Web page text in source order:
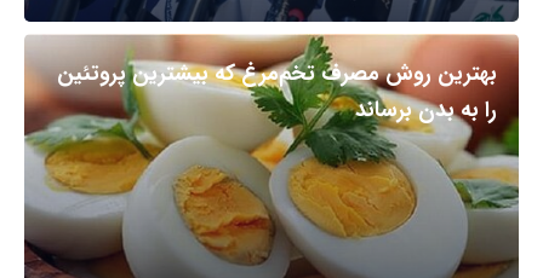
بهترین روش مصرف تخم‌مرغ که بیشترین پروتئین
را به بدن برساند